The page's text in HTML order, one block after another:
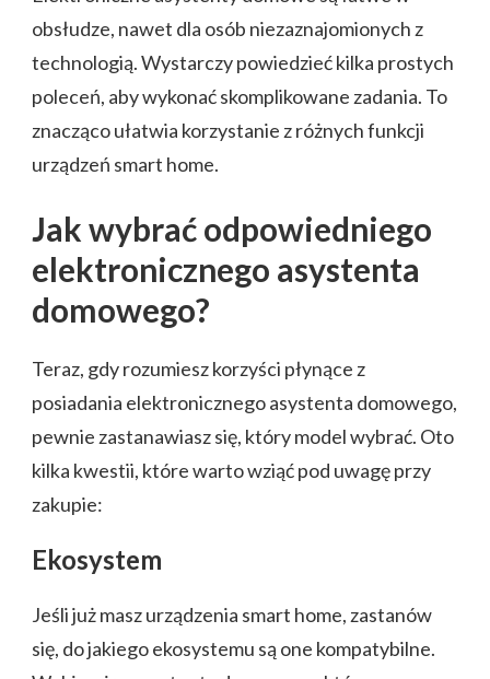
obsłudze, nawet dla osób niezaznajomionych z
technologią. Wystarczy powiedzieć kilka prostych
poleceń, aby wykonać skomplikowane zadania. To
znacząco ułatwia korzystanie z różnych funkcji
urządzeń smart home.
Jak wybrać odpowiedniego
elektronicznego asystenta
domowego?
Teraz, gdy rozumiesz korzyści płynące z
posiadania elektronicznego asystenta domowego,
pewnie zastanawiasz się, który model wybrać. Oto
kilka kwestii, które warto wziąć pod uwagę przy
zakupie:
Ekosystem
Jeśli już masz urządzenia smart home, zastanów
się, do jakiego ekosystemu są one kompatybilne.